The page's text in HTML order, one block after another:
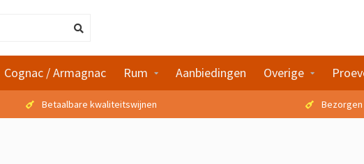
Cognac / Armagnac Rum Aanbiedingen Overige
Betaalbare kwaliteitswijnen